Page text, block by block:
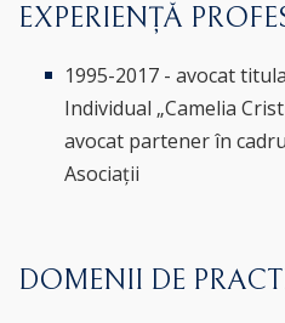
EXPERIENȚĂ
1995-2017 - avocat
Individual „Camelia
avocat partener în
Asociații
DOMENII DE